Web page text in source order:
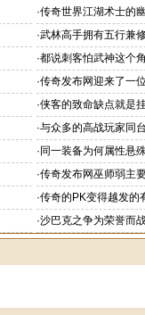
·传奇世界江湖术士的
神
·武林高手拥有五行兼
·都说刺客怕武神这个
·传奇发布网迎来了一
·侠客的致命缺点就是
·与众多的高战玩家同
· 同一装备为何属性悬
·传奇发布网巫师弱主
·传奇的PK变得越发的
·沙巴克之争为荣誉而